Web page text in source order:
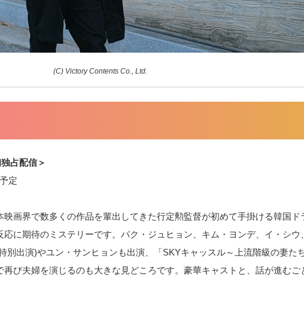
(C) Victory Contents Co., Ltd.
占配信＞
定
画界で数多くの作品を輩出してきた行定勲監督が初めて手掛ける韓国ド
に期待のミステリーです。パク・ジュヒョン、キム・ヨンデ、イ・シウ
別出演)やユン・サンヒョンも出演、「SKYキャッスル～上流階級の妻た
び夫婦を演じるのも大きな見どころです。豪華キャストと、話が進む